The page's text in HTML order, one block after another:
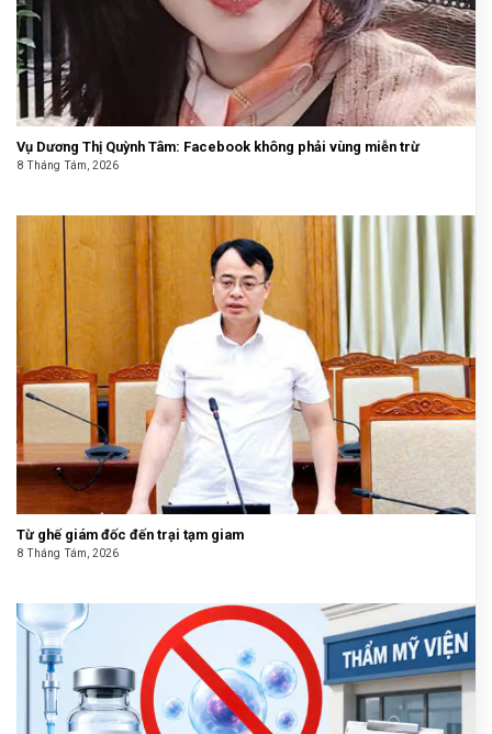
Vụ Dương Thị Quỳnh Tâm: Facebook không phải vùng miễn trừ
8 Tháng Tám, 2026
Từ ghế giám đốc đến trại tạm giam
8 Tháng Tám, 2026